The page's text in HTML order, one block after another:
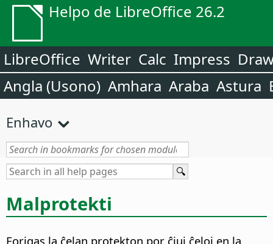
Helpo de LibreOffice 26.2
LibreOffice Writer Calc Impress
Angla (Usono) Amhara Araba Astura
Enhavo
Malprotekti
Forigas la ĉelan protekton por ĉiuj ĉeloj en la